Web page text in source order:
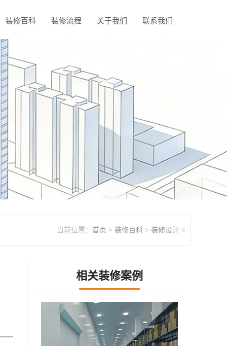
装修百科 装修流程 关于我们 联系我们
当前位置： 首页 > 装修百科 > 装修设计 >
相关装修案例